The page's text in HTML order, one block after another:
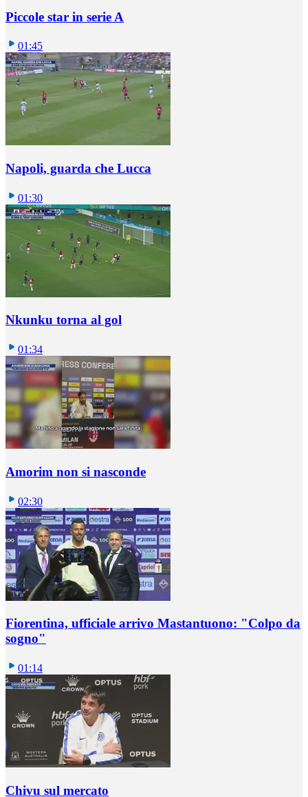
Piccole star in serie A
01:45
Napoli, guarda che Lucca
01:30
Nkunku torna al gol
01:34
Amorim non si nasconde
02:30
Fiorentina, ufficiale arrivo Mastantuono: "Colpo da
sogno"
01:14
Chivu sul mercato